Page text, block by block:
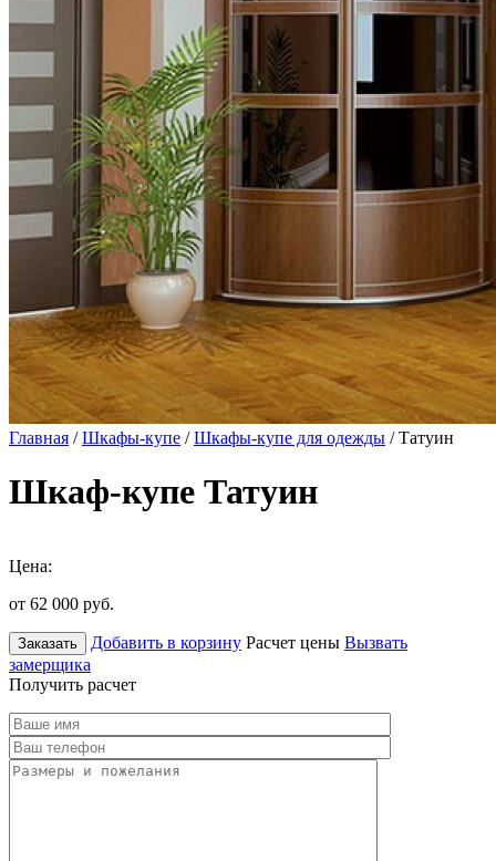
Главная /Шкафы-купе /Шкафы-купе для одежды / Татуин
Шкаф-купе Татуин
Цена:
от 62 000 руб.
Заказать Добавить в корзину Расчет цены Вызвать
замерщика
Получить расчет